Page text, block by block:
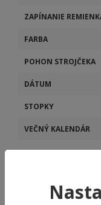
ZAPÍNANIE
FARBA
POHON STROJČEKA
DÁTUM
STOPKY
VEČNÝ KALENDÁR